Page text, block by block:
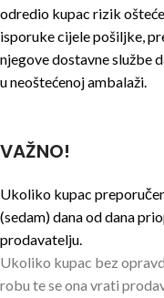
odredio kupac rizik
isporuke cijele pošiljke,
njegove dostavne službe
u neoštećenoj ambalaži.
VAŽNO!
Ukoliko kupac
(sedam) dana od dana
prodavatelju.
Ukoliko kupac bez
robu te se ona vrati